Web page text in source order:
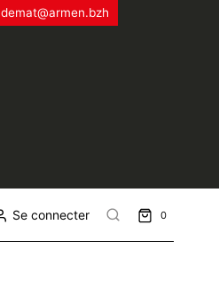
demat@armen.bzh
Se connecter 0